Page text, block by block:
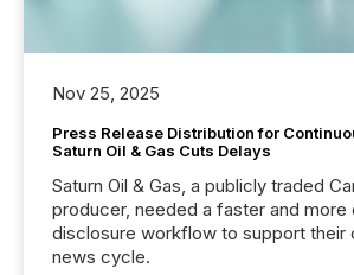
Nov 25, 2025
Press Release Distribution for
Saturn Oil & Gas Cuts Delays
Saturn Oil & Gas, a publicly traded
producer, needed a faster and
disclosure workflow to support their
news cycle.